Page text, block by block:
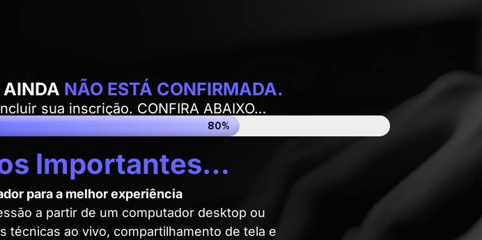
AINDA NÃO ESTÁ CONFIRMADA.
sua inscrição. CONFIRA ABAIXO…
80%
Importantes…
para a melhor experiência
a partir de um computador desktop ou
técnicas ao vivo, compartilhamento de tela e